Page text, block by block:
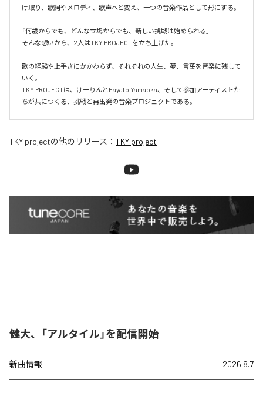
け取り、歌詞やメロディ、歌声へと変え、一つの音楽作品として形にする。
「何歳からでも、どんな立場からでも、新しい挑戦は始められる」
そんな想いから、2人はTKY PROJECTを立ち上げた。
歌の経験や上手さにかかわらず、それぞれの人生、夢、言葉を音楽に残して
いく。
TKY PROJECTは、けーりんとHayato Yamaoka、そして参加アーティストた
ちが共につくる、挑戦と再出発の音楽プロジェクトである。
TKY projectの他のリリース： TKY project
健大、「アルタイル」を配信開始
新曲情報 2026.8.7